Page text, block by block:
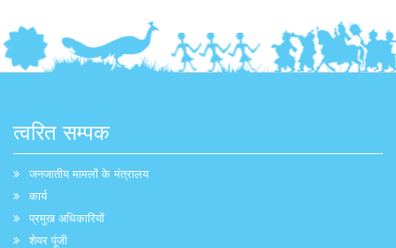
त्वरित सम्पक
जनजातीय मामलों के मंत्रालय
कार्य
प्रमुख अधिकारियों
शेयर पूंजी